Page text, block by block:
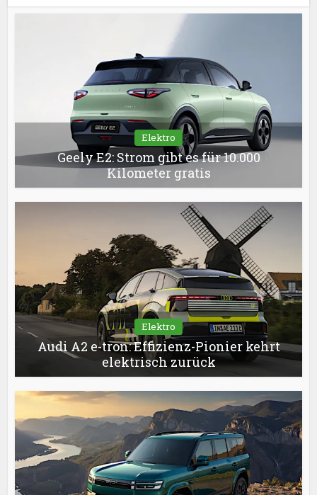
Elektro
Geely E2: Strom gibt es für 10.000
Kilometer gratis
Elektro
Audi A2 e-tron: Effizienz-Pionier kehrt
elektrisch zurück